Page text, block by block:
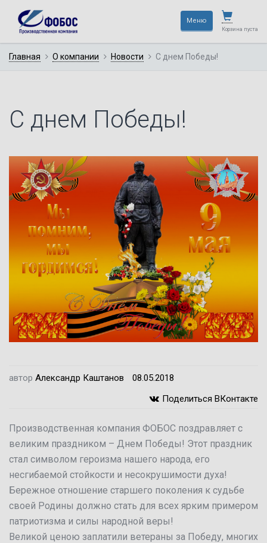
Корзина пуста
Меню
Главная О компании Новости С днем Победы!
С днем Победы!
автор Александр Каштанов
08.05.2018
Поделиться ВКонтакте
Производственная компания ФОБОС поздравляет с
великим праздником – Днем Победы! Этот праздник
стал символом героизма нашего народа, его
несгибаемой стойкости и несокрушимости духа!
Бережное отношение старшего поколения к судьбе
своей Родины должно стать для всех ярким примером
патриотизма и силы народной веры!
Великой ценою заплатили ветераны за Победу, многих
—
Не тратьте время,
доверьте выбор нам!
Подберем оборудование для Вас за 10
минут!
Подобрать